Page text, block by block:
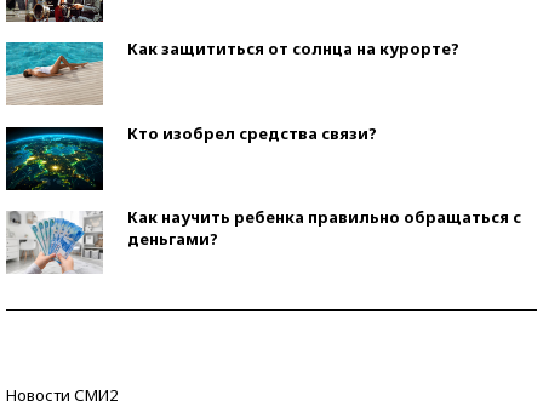
Как защититься от солнца на курорте?
Кто изобрел средства связи?
Как научить ребенка правильно обращаться с
деньгами?
Новости СМИ2